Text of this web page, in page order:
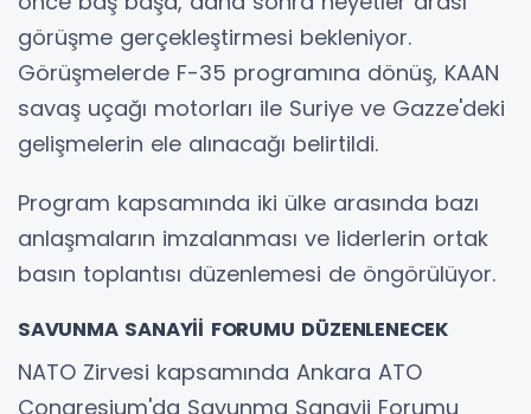
görüşme gerçekleştirmesi bekleniyor.
Görüşmelerde F-35 programına dönüş, KAAN
savaş uçağı motorları ile Suriye ve Gazze'deki
gelişmelerin ele alınacağı belirtildi.
Program kapsamında iki ülke arasında bazı
anlaşmaların imzalanması ve liderlerin ortak
basın toplantısı düzenlemesi de öngörülüyor.
SAVUNMA SANAYİİ FORUMU DÜZENLENECEK
NATO Zirvesi kapsamında Ankara ATO
Congresium'da Savunma Sanayii Forumu